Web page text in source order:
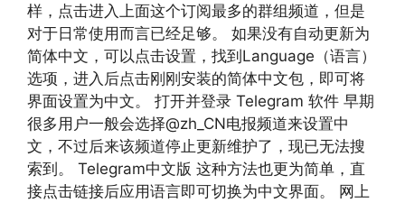
样，点击进入上面这个订阅最多的群组频道，但是
对于日常使用而言已经足够。 如果没有自动更新为
简体中文，可以点击设置，找到Language（语言）
选项，进入后点击刚刚安装的简体中文包，即可将
界面设置为中文。 打开并登录 Telegram 软件 早期
很多用户一般会选择@zh_CN电报频道来设置中
文，不过后来该频道停止更新维护了，现已无法搜
索到。 Telegram中文版 这种方法也更为简单，直
接点击链接后应用语言即可切换为中文界面。 网上